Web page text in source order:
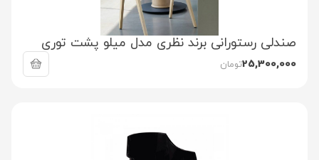
صندلی رستورانی برند نظری مدل میلو پشت توری
25,300,000تومان